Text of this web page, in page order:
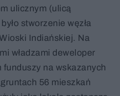
ulicznym (ulicą
stworzenie węzła
Indiańskiej. Na
władzami deweloper
funduszy na wskazanych
56 mieszkań